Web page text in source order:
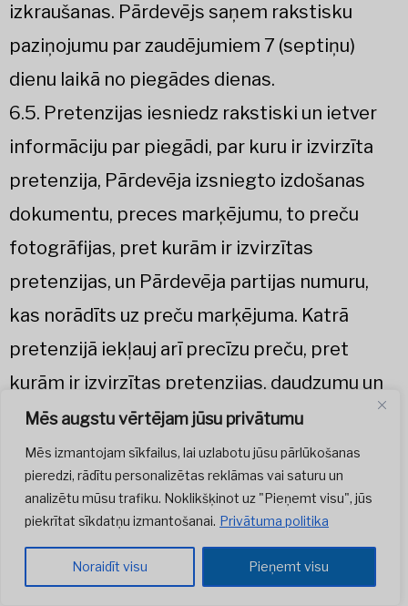
Mēs augstu vērtējam jūsu privātumu
Mēs izmantojam sīkfailus, lai uzlabotu jūsu pārlūkošanas
pieredzi, rādītu personalizētas reklāmas vai saturu un
analizētu mūsu trafiku. Noklikšķinot uz "Pieņemt visu", jūs
piekrītat sīkdatņu izmantošanai. Privātuma politika
Noraidīt visu Pieņemt visu
izkraušanas. Pārdevējs saņem rakstisku
paziņojumu par zaudējumiem 7 (septiņu)
dienu laikā no piegādes dienas.
6.5. Pretenzijas iesniedz rakstiski un ietver
informāciju par piegādi, par kuru ir izvirzīta
pretenzija, Pārdevēja izsniegto izdošanas
dokumentu, preces marķējumu, to preču
fotogrāfijas, pret kurām ir izvirzītas
pretenzijas, un Pārdevēja partijas numuru,
kas norādīts uz preču marķējuma. Katrā
pretenzijā iekļauj arī precīzu preču, pret
kurām ir izvirzītas pretenzijas, daudzumu un
precīzi apraksta pretenzijas izteikšanas
iemeslu. Ja Pircējs noteiktajā termiņā
nepiegādā nepieciešamos dokumentus un
pierādījumus, pretenzija netiek izskatīta.
6.6. Līdz pretenzijas novēršanai Pircējs glabā
un sargā preces, pret kurām ir izvirzīta